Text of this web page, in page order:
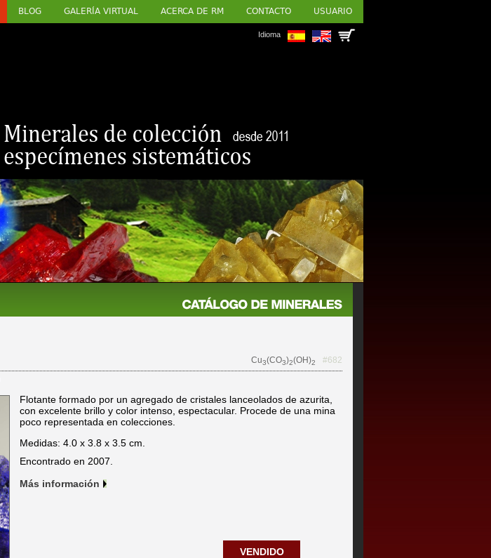
BLOG GALERÍA VIRTUAL ACERCA DE RM CONTACTO USUARIO
Idioma
Cu3(CO3)2(OH)2
#682
Flotante formado por un agregado de cristales lanceolados de azurita,
con excelente brillo y color intenso, espectacular. Procede de una mina
poco representada en colecciones.
Medidas: 4.0 x 3.8 x 3.5 cm.
Encontrado en 2007.
Más información
VENDIDO